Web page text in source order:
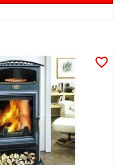
favorite_border